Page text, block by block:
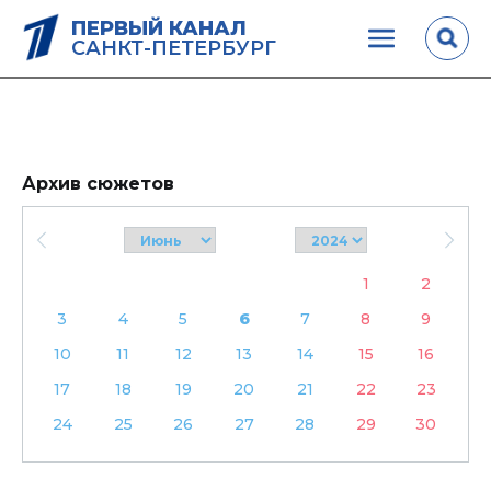
ПЕРВЫЙ КАНАЛ
САНКТ-ПЕТЕРБУРГ
Архив сюжетов
1
2
3
4 5 6 7 8
9
10
11 12 13 14 15
16
17
18 19 20 21 22
23
24
25 26 27 28 29 30